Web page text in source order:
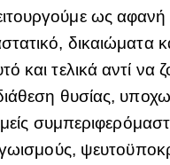
ως αφανή
δικαιώματα
και τελικά αντί
θυσίας,